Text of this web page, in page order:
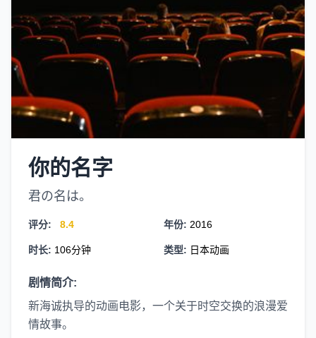
你的名字
君の名は。
评分: 8.4 年份: 2016
时长: 106分钟 类型: 日本动画
剧情简介:
新海诚执导的动画电影，一个关于时空交换的浪漫爱
情故事。